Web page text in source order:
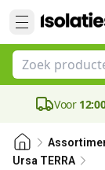
Voor
Ursa TERRA